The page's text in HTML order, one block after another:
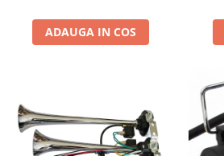
ADAUGA IN COS